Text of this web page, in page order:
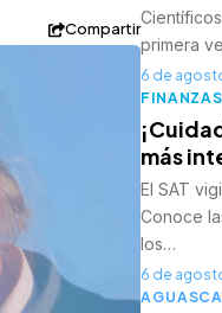
Compartir
primera
6 de
FINANZAS
más
El SAT
Conoce
los…
6 de